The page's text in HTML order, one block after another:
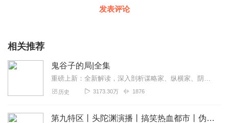
发表评论
相关推荐
鬼谷子的局|全集
重磅上新：全新解读，深入剖析谋略家、纵横家、阴阳家鬼谷子，如何布局天下的辉煌传奇，点《鬼谷子的局》即可收听东方版“权力的游戏”《鬼谷子的局》是一部长篇历史小说。...
历史 3173.30万 1876
第九特区丨头陀渊演播丨搞笑热血都市丨伪戒丨VIP免费多人有声剧